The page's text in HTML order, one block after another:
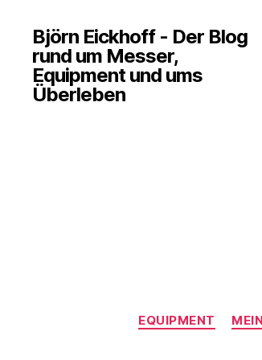
Björn Eickhoff - Der Blog
rund um Messer,
Equipment und ums
Überleben
EQUIPMENT